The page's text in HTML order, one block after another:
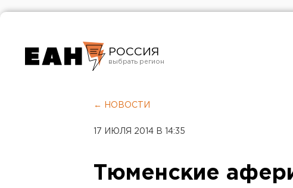
РОССИЯ
Челябинск
← НОВОСТИ
17 ИЮЛЯ 2014 В 14:35
Тюменские